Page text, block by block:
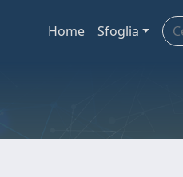
Home Sfoglia